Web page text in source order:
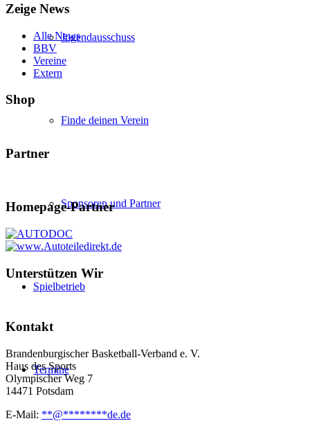
Jugendausschuss
Finde deinen Verein
Sponsoren und Partner
Spielbetrieb
Termine
Zeige News
Alle News
BBV
Vereine
Extern
Shop
Partner
Homepage-Partner
Unterstützen Wir
Kontakt
Brandenburgischer Basketball-Verband e. V.
Haus des Sports
Olympischer Weg 7
14471 Potsdam
E-Mail: **@********de.de